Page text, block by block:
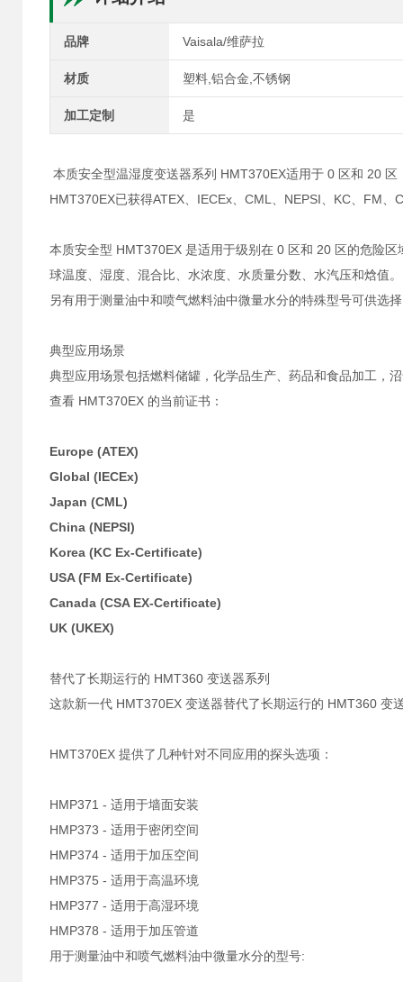
品牌 Vaisala/维萨拉
材质 塑料,铝合金,不锈钢
加工定制 是
本质安全型温湿度变送器系列 HMT370EX适用于 0 区和 20 区
HMT370EX已获得ATEX、IECEx、CML、NEPSI、KC、FM、
本质安全型 HMT370EX 是适用于级别在 0 区和 20 区的危险
球温度、湿度、混合比、水浓度、水质量分数、水汽压和焓值
另有用于测量油中和喷气燃料油中微量水分的特殊型号可供选
典型应用场景
典型应用场景包括燃料储罐，化学品生产、药品和食品加工，
查看 HMT370EX 的当前证书：
Europe (ATEX)
Global (IECEx)
Japan (CML)
China (NEPSI)
Korea (KC Ex-Certificate)
USA (FM Ex-Certificate)
Canada (CSA EX-Certificate)
UK (UKEX)
替代了长期运行的 HMT360 变送器系列
这款新一代 HMT370EX 变送器替代了长期运行的 HMT360 变
HMT370EX 提供了几种针对不同应用的探头选项：
HMP371 - 适用于墙面安装
HMP373 - 适用于密闭空间
HMP374 - 适用于加压空间
HMP375 - 适用于高温环境
HMP377 - 适用于高湿环境
HMP378 - 适用于加压管道
用于测量油中和喷气燃料油中微量水分的型号: